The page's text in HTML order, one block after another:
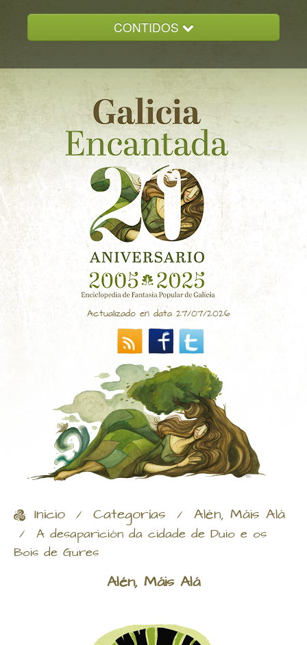
CONTIDOS
GALICIA ENCANTADA
DOCUMENTACION
NOVAS
CONTACTO
Actualizado en data 27/07/2026
Inicio / Categorías / Alén, Máis Alá
/ A desaparición da cidade de Duio e os
Bois de Gures
Alén, Máis Alá